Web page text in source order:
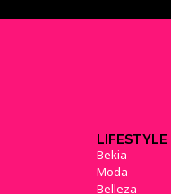
LIFESTYLE
Bekia
Moda
Belleza